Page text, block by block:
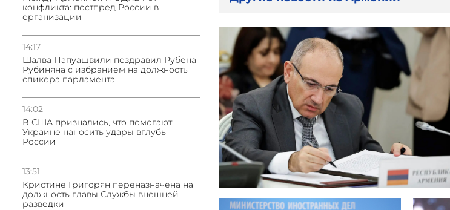
конфликта: постпред России в
организации
14:17
Шалва Папуашвили поздравил Рубена
Рубиняна с избранием на должность
спикера парламента
14:02
В США признались, что помогают
Украине наносить удары вглубь
России
13:51
Кристине Григорян переназначена на
должность главы Службы внешней
разведки